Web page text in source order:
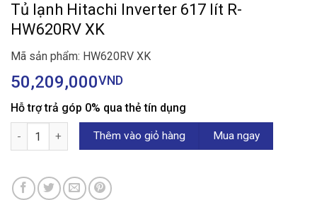
Tủ lạnh Hitachi Inverter 617 lít R-
HW620RV XK
Mã sản phẩm: HW620RV XK
50,209,000VND
Hỗ trợ trả góp 0% qua thẻ tín dụng
Tủ lạnh Hitachi Inverter 617 lít R-HW620RV XK số lượng
Thêm vào giỏ hàng Mua ngay